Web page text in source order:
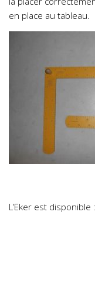
en place au tableau.
L’Eker est disponible :